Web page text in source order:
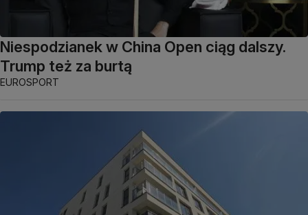
Niespodzianek w China Open ciąg dalszy.
Trump też za burtą
EUROSPORT